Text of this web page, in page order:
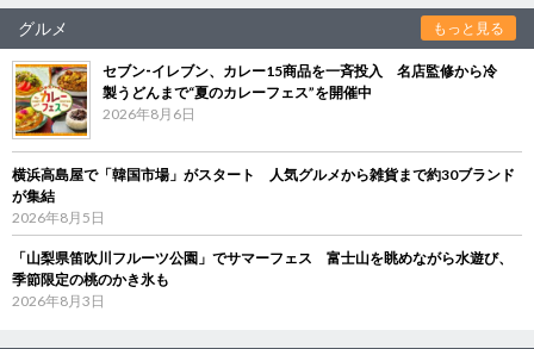
グルメ もっと見る
セブン‐イレブン、カレー15商品を一斉投入 名店監修から冷
製うどんまで“夏のカレーフェス”を開催中
2026年8月6日
横浜高島屋で「韓国市場」がスタート 人気グルメから雑貨まで約30ブランド
が集結
2026年8月5日
「山梨県笛吹川フルーツ公園」でサマーフェス 富士山を眺めながら水遊び、
季節限定の桃のかき氷も
2026年8月3日